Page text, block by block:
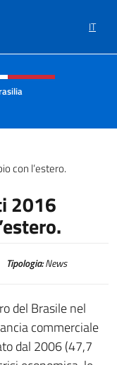
IT
e menù
con l’estero.
2016
Tipologia:News
del Brasile nel
commerciale
dal 2006 (47,7